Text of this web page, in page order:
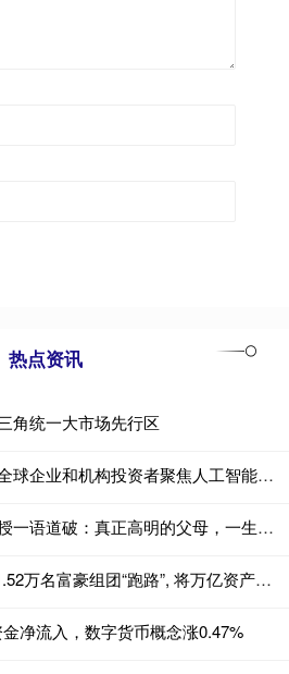
热点资讯
角统一大市场先行区
万隆优配 汇丰最新调查：全球企业和机构投资者聚焦人工智能，中国内地市场成焦点
西安股票配资 一位北大教授一语道破：真正高明的父母，一生只抓这三件事
捷希缘 挣完钱就溜? 中国1.52万名富豪组团“跑路”, 将万亿资产带到国外
净流入，数字货币概念涨0.47%